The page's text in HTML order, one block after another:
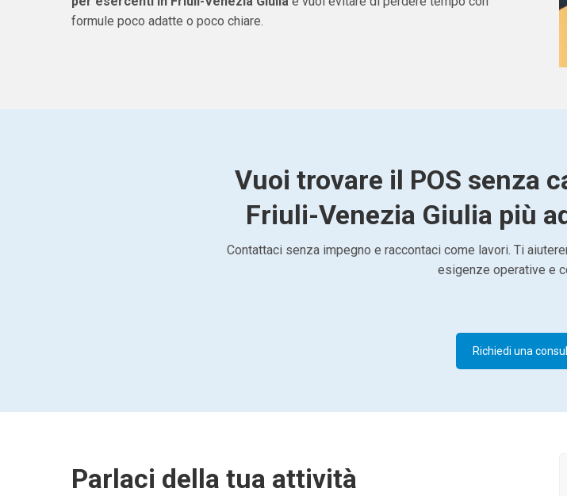
formule poco adatte o poco chiare.
Vuoi trovare il POS senza
Friuli-Venezia Giulia più
Contattaci senza impegno e raccontaci come lavori. Ti
esigenze operative e
Richiedi una
Parlaci della tua attività